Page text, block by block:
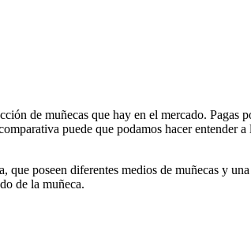
de muñecas que hay en el mercado. Pagas
puede que podamos hacer entender
poseen diferentes medios de muñecas y
de la muñeca.